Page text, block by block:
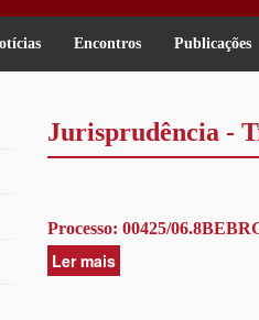
Encontros Publicações
Jurisprudência -
Processo: 00425/
Ler maisacerca
de